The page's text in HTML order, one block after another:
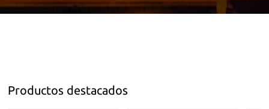
Productos destacados